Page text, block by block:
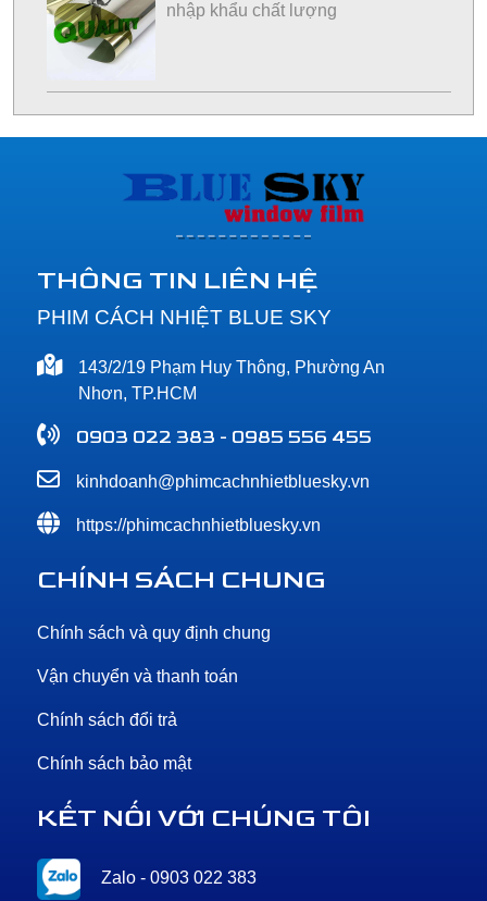
nhập khẩu chất lượng
THÔNG TIN LIÊN HỆ
PHIM CÁCH NHIỆT BLUE SKY
143/2/19 Phạm Huy Thông, Phường An
Nhơn, TP.HCM
0903 022 383 - 0985 556 455
kinhdoanh@phimcachnhietbluesky.vn
https://phimcachnhietbluesky.vn
CHÍNH SÁCH CHUNG
Chính sách và quy định chung
Vận chuyển và thanh toán
Chính sách đổi trả
Chính sách bảo mật
KẾT NỐI VỚI CHÚNG TÔI
Zalo - 0903 022 383